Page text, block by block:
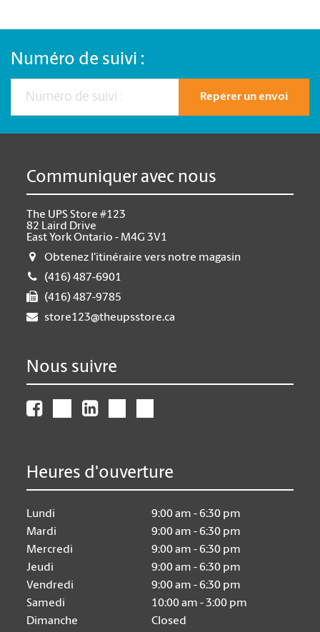
Numéro de suivi :
Repérer un envoi
Communiquer avec nous
The UPS Store #123
82 Laird Drive
East York Ontario - M4G 3V1
Obtenez l'itinéraire vers notre magasin
(416) 487-6901
(416) 487-9785
store123@theupsstore.ca
Nous suivre
Heures d'ouverture
Lundi
9:00 am - 6:30 pm
Mardi
9:00 am - 6:30 pm
Mercredi
9:00 am - 6:30 pm
Jeudi
9:00 am - 6:30 pm
Vendredi
9:00 am - 6:30 pm
Samedi
10:00 am - 3:00 pm
Dimanche
Closed